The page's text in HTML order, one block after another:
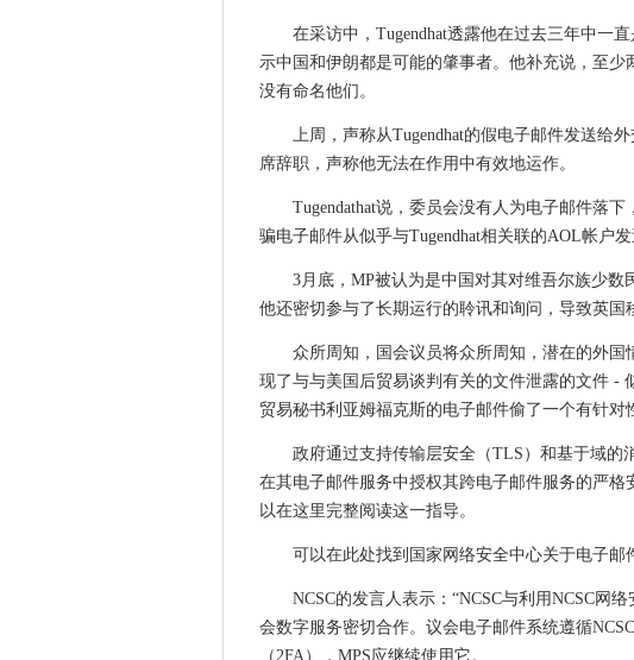
数据团队挣扎以最大限度地提高业务福利
奥卡多通过牛肉交易提出自主车辆策略
三星和火花灯在新西兰5克网
沃达丰推出首先专用开放式RAN测试和集成实验
甲骨文索赔澳大利亚公共部门的主要胜利
谷歌将云销售增长，因为父母的利润为40亿美
FelixStowe港为英国政府5G审判的资金
外交事务委员会向科技和英国外交政策的未来
Singtel和Optus Partner AWS在Telco Edge上
英国政府确认对共享农村网络计划的财政支持
Altran，高通公司合作5G NR小型电池软件
中文APT在脉冲安全VPN中利用关键CVE
送达投资者和骑手的送达
Wi-Fi Alliance提高了实时Wi-Fi应用的服务质量
Teradata眼中APAC的云机会
Deutsche Bank在谈判到TCS的销售
在采访中，Tugendhat透露他在过去三年中一
示中国和伊朗都是可能的肇事者。他补充说，至
没有命名他们。
上周，声称从Tugendhat的假电子邮件发送给
席辞职，声称他无法在作用中有效地运作。
Tugendathat说，委员会没有人为电子邮件落
骗电子邮件从似乎与Tugendhat相关联的AOL帐户发
3月底，MP被认为是中国对其对维吾尔族少数
他还密切参与了长期运行的聆讯和询问，导致英国
众所周知，国会议员将众所周知，潜在的外
现了与与美国后贸易谈判有关的文件泄露的文件 -
贸易秘书利亚姆福克斯的电子邮件偷了一个有针对
政府通过支持传输层安全（TLS）和基于域的
在其电子邮件服务中授权其跨电子邮件服务的严
以在这里完整阅读这一指导。
可以在此处找到国家网络安全中心关于电子邮
NCSC的发言人表示：“NCSC与利用NCSC网
会数字服务密切合作。议会电子邮件系统遵循
（2FA），MPS应继续使用它。